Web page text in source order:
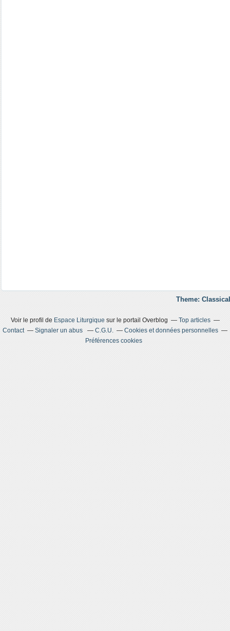
Theme:
Voir le profil de Espace Liturgiquesur le portail Overblog
Top articles
Contact
Signaler un abus C.G.U.
Cookies et données personnelles
Préférences cookies